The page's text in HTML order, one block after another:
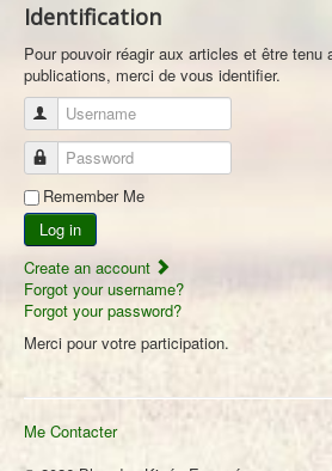
Identification
Pour pouvoir réagir aux articles et être tenu
publications, merci de vous identifier.
Username
Password
Remember Me
Log in
Create an account
Forgot your username?
Forgot your password?
Merci pour votre participation.
Me Contacter